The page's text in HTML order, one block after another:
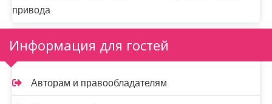
привода
Информация для гостей
Авторам и правообладателям